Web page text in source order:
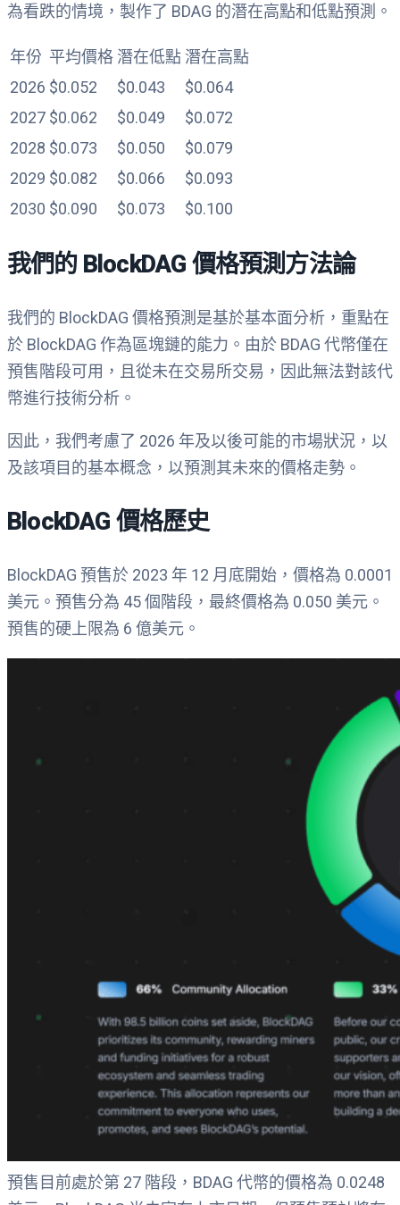
為看跌的情境，製作了 BDAG 的潛在高點和低點預測。
年份 平均價格 潛在低點 潛在高點
2026 $0.052 $0.043
$0.064
2027 $0.062 $0.049
$0.072
2028 $0.073 $0.050
$0.079
2029 $0.082 $0.066
$0.093
2030 $0.090 $0.073 $0.100
我們的 BlockDAG 價格預測方法論
我們的 BlockDAG 價格預測是基於基本面分析，重點在
於 BlockDAG 作為區塊鏈的能力。由於 BDAG 代幣僅在
預售階段可用，且從未在交易所交易，因此無法對該代
幣進行技術分析。
因此，我們考慮了 2026 年及以後可能的市場狀況，以
及該項目的基本概念，以預測其未來的價格走勢。
BlockDAG 價格歷史
BlockDAG 預售於 2023 年 12 月底開始，價格為 0.0001
美元。預售分為 45 個階段，最終價格為 0.050 美元。
預售的硬上限為 6 億美元。
預售目前處於第 27 階段，BDAG 代幣的價格為 0.0248